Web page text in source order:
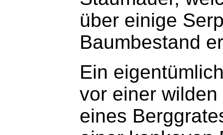
über einige
Baumbestand
Ein
vor einer
eines